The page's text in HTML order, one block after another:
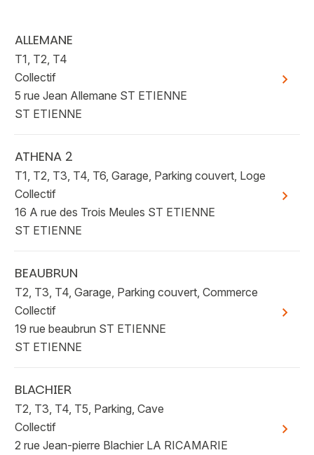
ALLEMANE
T1, T2, T4
Collectif
5 rue Jean Allemane ST ETIENNE
ST ETIENNE
Voir
ATHENA 2
T1, T2, T3, T4, T6, Garage, Parking couvert, Loge
Collectif
16 A rue des Trois Meules ST ETIENNE
ST ETIENNE
Voir
BEAUBRUN
T2, T3, T4, Garage, Parking couvert, Commerce
Collectif
19 rue beaubrun ST ETIENNE
ST ETIENNE
Voir
BLACHIER
T2, T3, T4, T5, Parking, Cave
Collectif
2 rue Jean-pierre Blachier LA RICAMARIE
Voir